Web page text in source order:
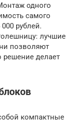
одного
самого
рублей.
лучшие
позволяют
решение делает
компактные